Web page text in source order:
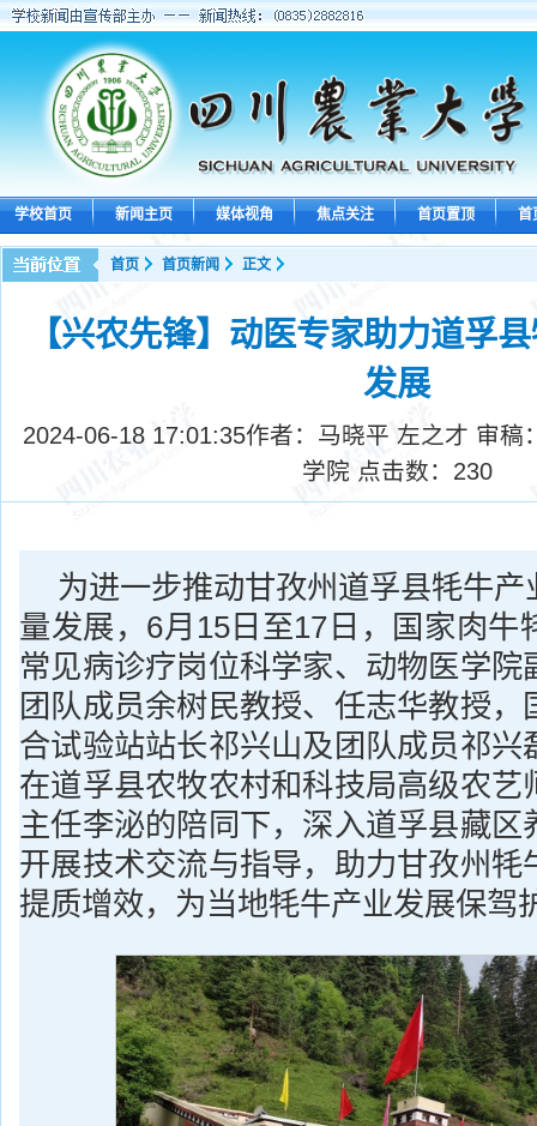
学校首页 新闻主页 媒体视角 焦点关注 首页置顶 首
首页 首页新闻 正文
【兴农先锋】动医专家助力道孚
发展
2024-06-18 17:01:35作者：马晓平 左之才 审稿
学院 点击数： 230
为进一步推动甘孜州道孚县牦牛
量发展，6月15日至17日，国家肉牛
常见病诊疗岗位科学家、动物医学院
团队成员余树民教授、任志华教授，
合试验站站长祁兴山及团队成员祁兴
在道孚县农牧农村和科技局高级农艺
主任李泌的陪同下，深入道孚县藏区
开展技术交流与指导，助力甘孜州牦
提质增效，为当地牦牛产业发展保驾